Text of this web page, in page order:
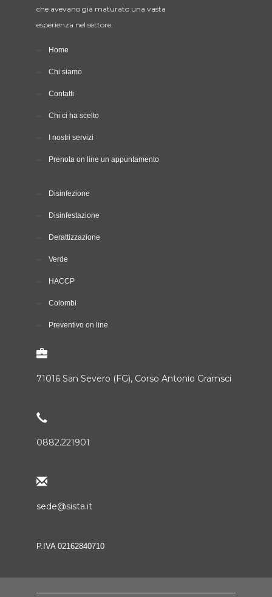
che avevano già maturato una vasta
esperienza nel settore.
Home
Chi siamo
Contatti
Chi ci ha scelto
I nostri servizi
Prenota on line un appuntamento
Disinfezione
Disinfestazione
Derattizzazione
Verde
HACCP
Colombi
Preventivo on line
71016 San Severo (FG), Corso Antonio Gramsci
0882.221901
sede@sista.it
P.IVA 02162840710